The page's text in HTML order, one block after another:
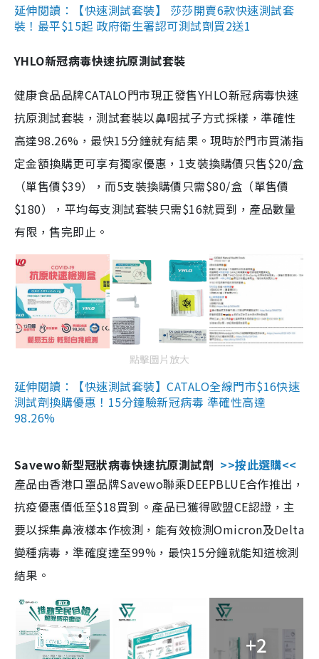
延伸閱讀：【快速測試套裝】 莎莎開賣6款快速測試套
裝！最平$15起 政府衛生署認可測試劑買2送1
YHLO新冠病毒快速抗原測試套裝
健康食品品牌CATALO門市現正發售YHLO新冠病毒快速
抗原測試套裝，測試套裝以鼻咽拭子方式採樣，準確性
高達98.26%，最快15分鐘就有結果。現時於門市買滿指
定金額換購更可享有獨家優惠，1支裝換購價只售$20/盒
（單售價$39），而5支裝換購價只需$80/盒（單售價
$180），平均每支測試套裝只需$16就買到，產品數量
有限，售完即止。
點擊圖片放大
延伸閱讀：【快速測試套裝】CATALO全線門市$16快速
測試劑換購優惠！15分鐘驗新冠病毒 準確性高達
98.26%
Savewo新型冠狀病毒快速抗原測試劑 >>按此選購<<
產品由香港口罩品牌Savewo聯乘DEEPBLUE合作推出，
抗疫優惠價低至$18買到。產品已獲得歐盟CE認證，主
要以採集鼻液樣本作檢測，能有效檢測Omicron及Delta
變種病毒，準確度達至99%，最快15分鐘就能知道檢測
結果。
+2